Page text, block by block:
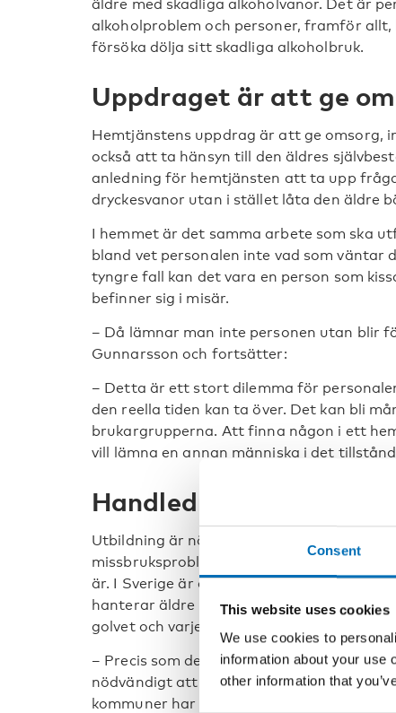
Consent
This website uses cookies
We use cookies to
information about your use
other information that
äldre med skadliga alkoholvanor. Det är
alkoholproblem och personer, framför
försöka dölja sitt skadliga alkoholbruk.
Uppdraget är att ge
Hemtjänstens uppdrag är att ge omsorg,
också att ta hänsyn till den äldres
anledning för hemtjänsten att ta upp
dryckesvanor utan i stället låta den äldre
I hemmet är det samma arbete som ska
bland vet personalen inte vad som väntar
tyngre fall kan det vara en person som
befinner sig i misär.
– Då lämnar man inte personen utan blir
Gunnarsson och fortsätter:
– Detta är ett stort dilemma för
den reella tiden kan ta över. Det kan bli
brukargrupperna. Att finna någon i ett
vill lämna en annan människa i det
Handledning alldeles
Utbildning är nödvändigt för dem som ska
missbruksproblem. Men minst lika viktigt,
är. I Sverige är det ofta
hanterar äldre med skadliga dryckesvanor
golvet och varje dag möter brukarna i deras
– Precis som det finns demensteam vill
nödvändigt att jobba två och två för att
kommuner har vi sett att man kan gå i par